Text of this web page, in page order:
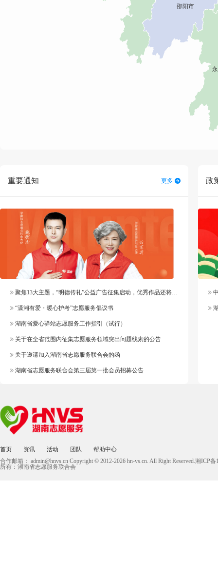
重要通知 更多
聚焦13大主题，“明德传礼”公益广告征集启动，优秀作品还将纳入官方作品库
“潇湘有爱・暖心护考”志愿服务倡议书
湖南省爱心驿站志愿服务工作指引（试行）
关于在全省范围内征集志愿服务领域突出问题线索的公告
关于邀请加入湖南省志愿服务联合会的函
湖南省志愿服务联合会第三届第一批会员招募公告
政
首页 资讯 活动 团队
帮助中心
合作邮箱： admin@hnvs.cn Copyright © 2012-2026 hn-vs.cn. All Right Reserved.湘ICP
所有：湖南省志愿服务联合会